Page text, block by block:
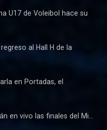
U17 de Voleibol hace su
al Hall H de la
en Portadas, el
en vivo las finales del Mi...